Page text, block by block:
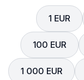
1 EUR
100 EUR
1 000 EUR